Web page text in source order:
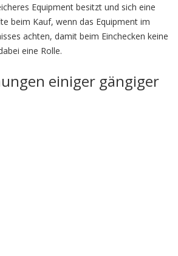
Equipment besitzt und sich eine
beim Kauf, wenn das Equipment im
achten, damit beim Einchecken keine
eine Rolle.
einiger gängiger